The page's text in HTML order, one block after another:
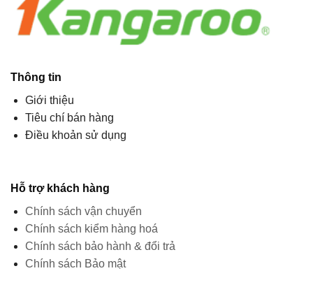
Thông tin
Giới thiệu
Tiêu chí bán hàng
Điều khoản sử dụng
Hỗ trợ khách hàng
Chính sách vận chuyển
Chính sách kiểm hàng hoá
Chính sách bảo hành & đổi trả
Chính sách Bảo mật